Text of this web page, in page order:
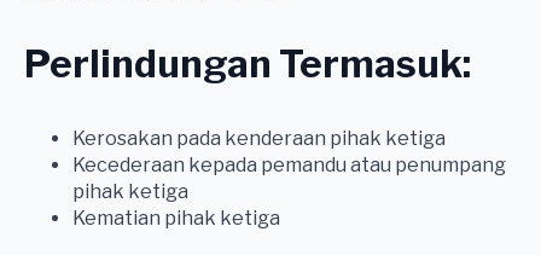
Perlindungan Termasuk:
Kerosakan pada kenderaan pihak ketiga
Kecederaan kepada pemandu atau penumpang
pihak ketiga
Kematian pihak ketiga